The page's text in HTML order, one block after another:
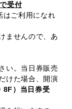
受付
はご利用になれ
ませんので、あ
い。当日券販売
けた場合、開演
8F）当日券受